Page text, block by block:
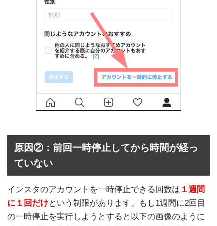
原因②：前回一時停止してから時間が経っ
ていない
インスタのアカウントを一時停止できる回数は １週間
に１回だけという制限があります。もし1週間に2回目
の一時停止を実行しようとすると以下の画像のように